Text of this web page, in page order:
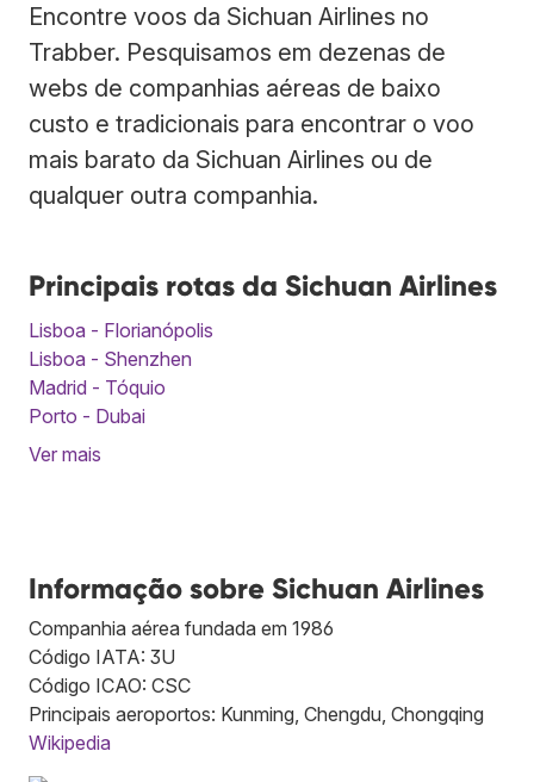
Encontre voos da Sichuan Airlines no
Trabber. Pesquisamos em dezenas de
webs de companhias aéreas de baixo
custo e tradicionais para encontrar o voo
mais barato da Sichuan Airlines ou de
qualquer outra companhia.
Principais rotas da Sichuan Airlines
Lisboa - Florianópolis
Lisboa - Shenzhen
Madrid - Tóquio
Porto - Dubai
Ver mais
Informação sobre Sichuan Airlines
Companhia aérea fundada em 1986
Código IATA: 3U
Código ICAO: CSC
Principais aeroportos: Kunming, Chengdu, Chongqing
Wikipedia